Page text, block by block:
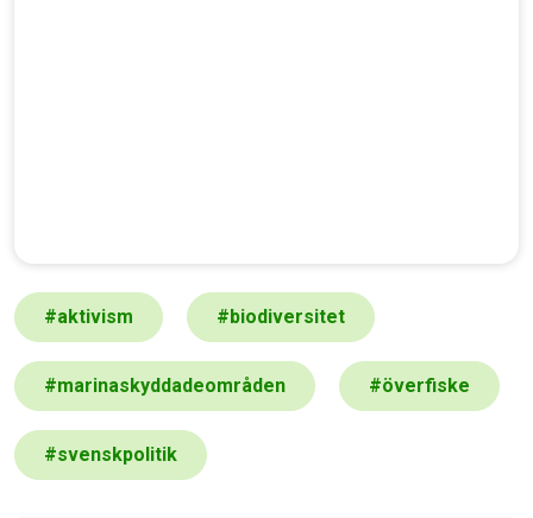
#aktivism #biodiversitet
#marinaskyddadeområden #överfiske
#svenskpolitik